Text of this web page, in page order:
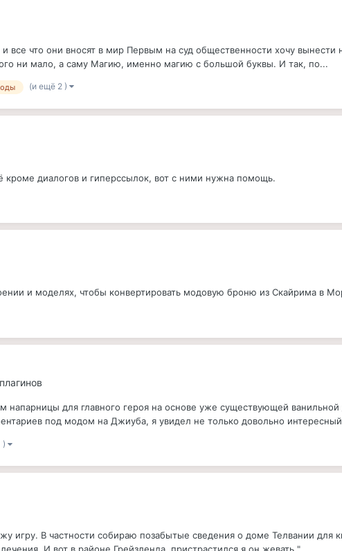
что они вносят в мир Первым на суд общественности хочу вынести
ни мало, а саму Магию, именно магию с большой буквы. И так, по...
(и ещё 2 )
диалогов и гиперссылок, вот с ними нужна помощь.
и моделях, чтобы конвертировать модовую броню из Скайрима в
напарницы для главного героя на основе уже существующей
под модом на Джиуба, я увидел не только довольно
)
игру. В частности собираю позабытые сведения о доме Телвании для
И вот в районе Грейзленда, пристрастился я он жевать "...